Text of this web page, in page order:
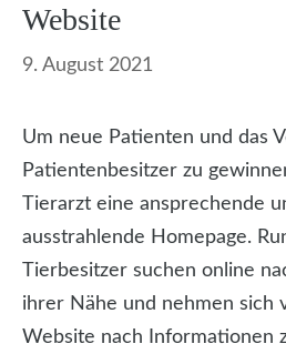
Website
9. August 2021
Um neue Patienten und das
Patientenbesitzer zu
Tierarzt eine ansprechende
ausstrahlende Homepage.
Tierbesitzer suchen online
ihrer Nähe und nehmen sich
Website nach Informationen